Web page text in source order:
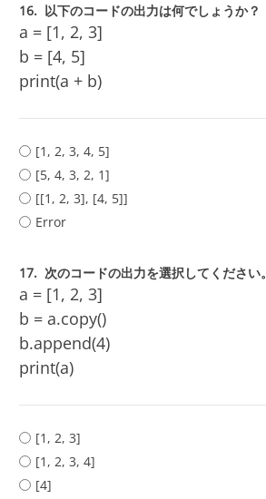
16. 以下のコードの出力は何でしょうか？
a = [1, 2, 3]
b = [4, 5]
print(a + b)
[1, 2, 3, 4, 5]
[5, 4, 3, 2, 1]
[[1, 2, 3], [4, 5]]
Error
17. 次のコードの出力を選択してください。
a = [1, 2, 3]
b = a.copy()
b.append(4)
print(a)
[1, 2, 3]
[1, 2, 3, 4]
[4]